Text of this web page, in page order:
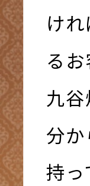
け
る
九
分
持